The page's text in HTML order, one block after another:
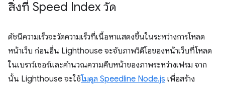
สิ่งที่ Speed Index วัด
ดัชนีความเร็วจะวัดความเร็วที่เนื้อหาแสดงขึ้นในระหว่างการโหลด
หน้าเว็บ ก่อนอื่น Lighthouse จะจับภาพวิดีโอของหน้าเว็บที่โหลด
ในเบราว์เซอร์และคำนวณความคืบหน้าของภาพระหว่างเฟรม จาก
นั้น Lighthouse จะใช้โมดูล Speedline Node.js เพื่อสร้าง